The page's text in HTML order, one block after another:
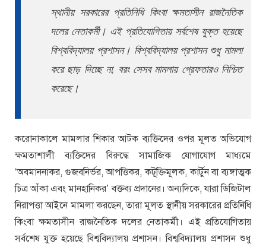
স্থানীয় সরকারের প্রতিনিধি কিংবা ক্ষমতাসীন রাজনৈতিক
দলের নেতাকর্মী। এই প্রতিযোগিতায় সর্বশেষ যুক্ত হয়েছে
বিশ্ববিদ্যালয় প্রশাসন। বিশ্ববিদ্যালয় প্রশাসন শুধু মামলা
করে ছাড় দিচ্ছে না; বরং সেসব মামলায় গ্রেফতারও নিশ্চিত
করেছে।
করোনাকালে মামলার শিকার আটক ব্যক্তিদের ওপর মূলত অভিযোগ
ক্ষমতাশালী ব্যক্তিদের বিরুদ্ধে সামাজিক যোগাযোগ মাধ্যমে
‘অবমাননাকর, গুজবনির্ভর, আপত্তিকর, কটূক্তিমূলক, কার্টুন বা ব্যঙ্গাত্মক
চিত্র আঁকা এবং মানহানিকর’ বক্তব্য প্রদানের। অন্যদিকে, যারা ডিজিটাল
নিরাপত্তা আইনে মামলা করছেন, তারা মূলত স্থানীয় সরকারের প্রতিনিধি
কিংবা ক্ষমতাসীন রাজনৈতিক দলের নেতাকর্মী। এই প্রতিযোগিতায়
সর্বশেষ যুক্ত হয়েছে বিশ্ববিদ্যালয় প্রশাসন। বিশ্ববিদ্যালয় প্রশাসন শুধু